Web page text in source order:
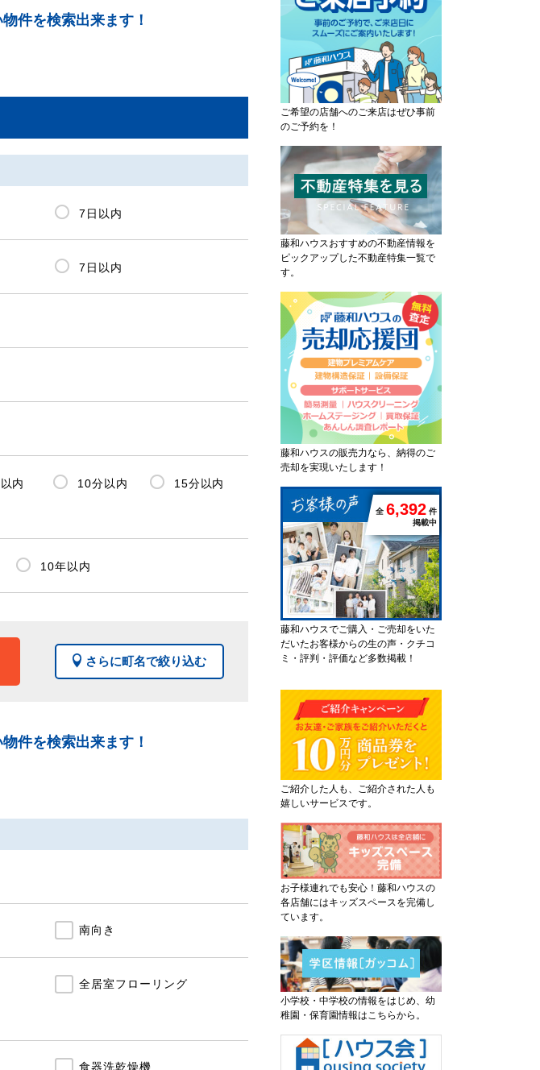
件を検索出来ます！
7日以内
7日以内
内 10分以内 15分以内
10年以内
さらに町名で絞り込む
件を検索出来ます！
南向き
全居室フローリング
食器洗乾燥機
ご希望の店舗へのご来店はぜひ事前
のご予約を！
藤和ハウスおすすめの不動産情報を
ピックアップした不動産特集一覧で
す。
藤和ハウスの販売力なら、納得のご
売却を実現いたします！
全 6,392 件
掲載中
藤和ハウスでご購入・ご売却をいた
だいたお客様からの生の声・クチコ
ミ・評判・評価など多数掲載！
ご紹介した人も、ご紹介された人も
嬉しいサービスです。
お子様連れでも安心！藤和ハウスの
各店舗にはキッズスペースを完備し
ています。
小学校・中学校の情報をはじめ、幼
稚園・保育園情報はこちらから。